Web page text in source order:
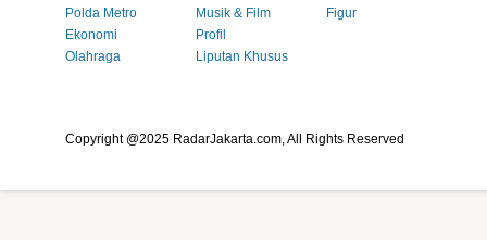
Polda Metro
Ekonomi
Olahraga
Musik & Film
Profil
Liputan Khusus
Figur
Copyright @2025 RadarJakarta.com, All Rights Reserved